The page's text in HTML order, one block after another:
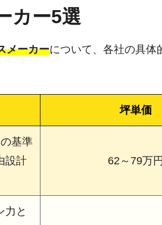
カー5選
メーカーについて、各社の具体
坪単価
基準
設計
62～79万円
力と